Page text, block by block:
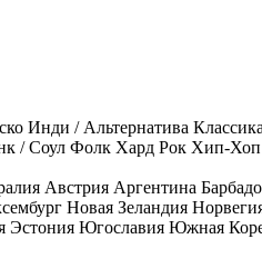
Инди / Альтернатива Классика
/ Соул Фолк Хард Рок Хип-Хоп
Австрия Аргентина
Новая Зеландия
Эстония Югославия Южная